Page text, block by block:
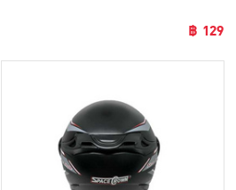
฿ 129